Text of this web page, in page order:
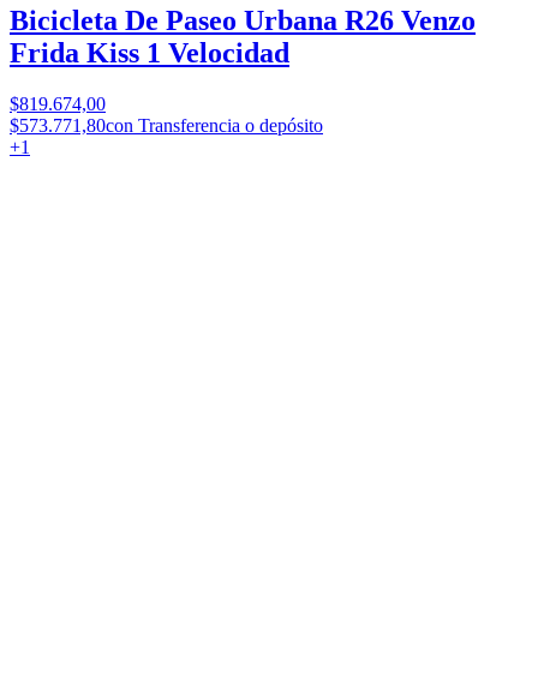
Bicicleta De Paseo Urbana R26 Venzo
Frida Kiss 1 Velocidad
$819.674,00
$573.771,80con Transferencia o depósito
+1